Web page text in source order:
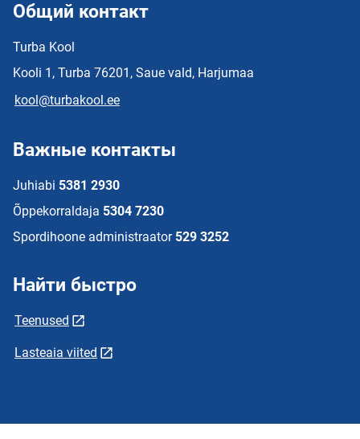
Общий контакт
Turba Kool
Kooli 1, Turba 76201, Saue vald, Harjumaa
kool@turbakool.ee
Важные контакты
Juhiabi 5381 2930
Õppekorraldaja 5304 7230
Spordihoone administraator 529 3252
Найти быстро
Teenused
Lasteaia viited